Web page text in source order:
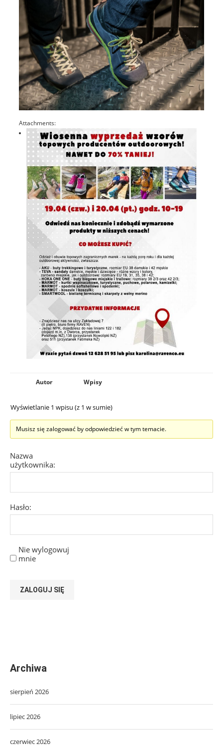
Attachments:
Autor Wpisy
Wyświetlanie 1 wpisu (z 1 w sumie)
Musisz się zalogować by odpowiedzieć w tym temacie.
Nazwa
użytkownika:
Hasło:
Nie wylogowuj
mnie
ZALOGUJ SIĘ
Archiwa
sierpień 2026
lipiec 2026
czerwiec 2026